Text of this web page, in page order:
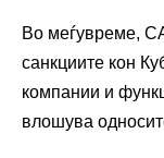
Во меѓувреме,
санкциите кон
компании и
влошува